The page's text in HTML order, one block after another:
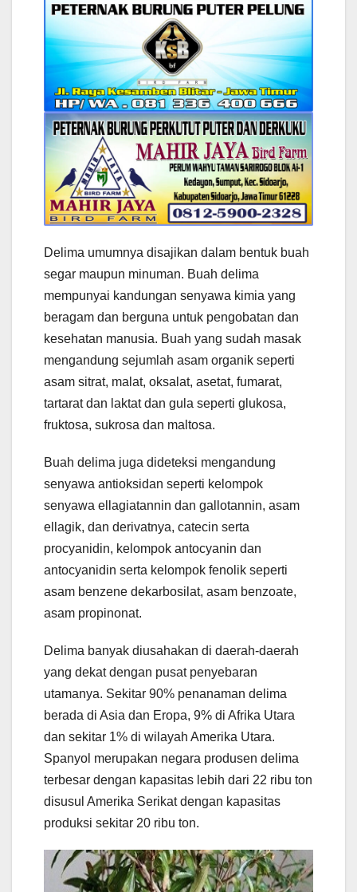
Delima umumnya disajikan dalam bentuk buah
segar maupun minuman. Buah delima
mempunyai kandungan senyawa kimia yang
beragam dan berguna untuk pengobatan dan
kesehatan manusia. Buah yang sudah masak
mengandung sejumlah asam organik seperti
asam sitrat, malat, oksalat, asetat, fumarat,
tartarat dan laktat dan gula seperti glukosa,
fruktosa, sukrosa dan maltosa.
Buah delima juga dideteksi mengandung
senyawa antioksidan seperti kelompok
senyawa ellagiatannin dan gallotannin, asam
ellagik, dan derivatnya, catecin serta
procyanidin, kelompok antocyanin dan
antocyanidin serta kelompok fenolik seperti
asam benzene dekarbosilat, asam benzoate,
asam propinonat.
Delima banyak diusahakan di daerah-daerah
yang dekat dengan pusat penyebaran
utamanya. Sekitar 90% penanaman delima
berada di Asia dan Eropa, 9% di Afrika Utara
dan sekitar 1% di wilayah Amerika Utara.
Spanyol merupakan negara produsen delima
terbesar dengan kapasitas lebih dari 22 ribu ton
disusul Amerika Serikat dengan kapasitas
produksi sekitar 20 ribu ton.